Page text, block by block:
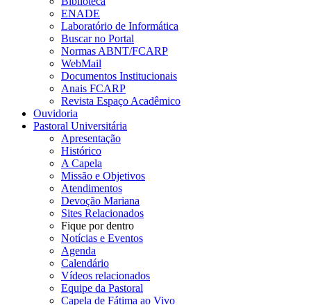
ENADE
Laboratório de Informática
Buscar no Portal
Normas ABNT/FCARP
WebMail
Documentos Institucionais
Anais FCARP
Revista Espaço Acadêmico
Ouvidoria
Pastoral Universitária
Apresentação
Histórico
A Capela
Missão e Objetivos
Atendimentos
Devoção Mariana
Sites Relacionados
Fique por dentro
Notícias e Eventos
Agenda
Calendário
Vídeos relacionados
Equipe da Pastoral
Capela de Fátima ao Vivo